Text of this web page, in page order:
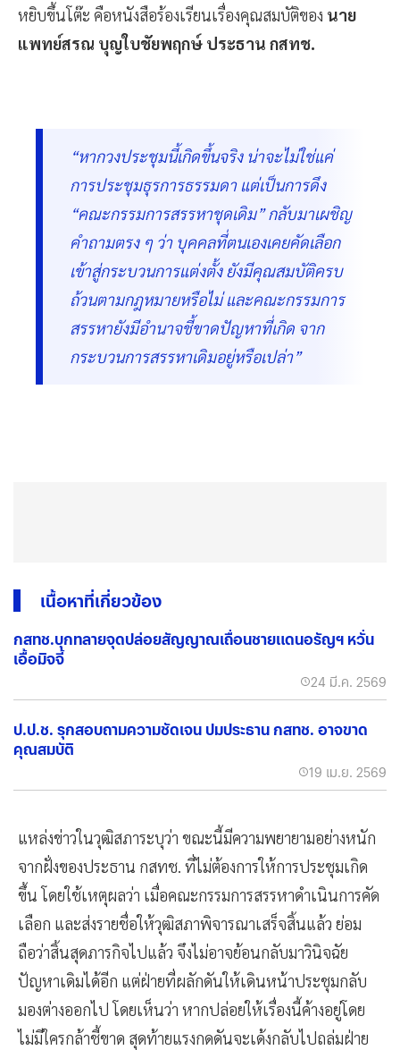
หยิบขึ้นโต๊ะ คือหนังสือร้องเรียนเรื่องคุณสมบัติของ นาย
แพทย์สรณ บุญใบชัยพฤกษ์ ประธาน กสทช.
“หากวงประชุมนี้เกิดขึ้นจริง น่าจะไม่ใช่แค่
การประชุมธุรการธรรมดา แต่เป็นการดึง
“คณะกรรมการสรรหาชุดเดิม” กลับมาเผชิญ
คำถามตรง ๆ ว่า บุคคลที่ตนเองเคยคัดเลือก
เข้าสู่กระบวนการแต่งตั้ง ยังมีคุณสมบัติครบ
ถ้วนตามกฎหมายหรือไม่ และคณะกรรมการ
สรรหายังมีอำนาจชี้ขาดปัญหาที่เกิด จาก
กระบวนการสรรหาเดิมอยู่หรือเปล่า”
เนื้อหาที่เกี่ยวข้อง
กสทช.บุกทลายจุดปล่อยสัญญาณเถื่อนชายแดนอรัญฯ หวั่น
เอื้อมิจจี้
24 มี.ค. 2569
ป.ป.ช. รุกสอบถามความชัดเจน ปมประธาน กสทช. อาจขาด
คุณสมบัติ
19 เม.ย. 2569
แหล่งข่าวในวุฒิสภาระบุว่า ขณะนี้มีความพยายามอย่างหนัก
จากฝั่งของประธาน กสทช. ที่ไม่ต้องการให้การประชุมเกิด
ขึ้น โดยใช้เหตุผลว่า เมื่อคณะกรรมการสรรหาดำเนินการคัด
เลือก และส่งรายชื่อให้วุฒิสภาพิจารณาเสร็จสิ้นแล้ว ย่อม
ถือว่าสิ้นสุดภารกิจไปแล้ว จึงไม่อาจย้อนกลับมาวินิจฉัย
ปัญหาเดิมได้อีก แต่ฝ่ายที่ผลักดันให้เดินหน้าประชุมกลับ
มองต่างออกไป โดยเห็นว่า หากปล่อยให้เรื่องนี้ค้างอยู่โดย
ไม่มีใครกล้าชี้ขาด สุดท้ายแรงกดดันจะเด้งกลับไปถล่มฝ่าย